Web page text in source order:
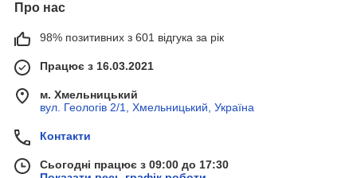
Про нас
98% позитивних з 601 відгука за рік
Працює з 16.03.2021
м. Хмельницький
вул. Геологів 2/1, Хмельницький, Україна
Контакти
Сьогодні працює з 09:00 до 17:30